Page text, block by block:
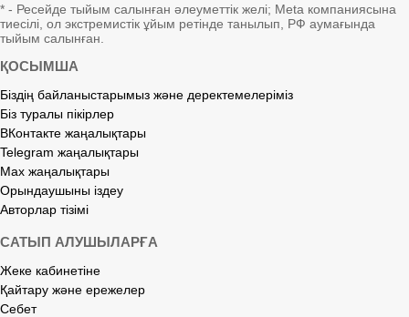
* - Ресейде тыйым салынған әлеуметтік желі; Meta компаниясына
тиесілі, ол экстремистік ұйым ретінде танылып, РФ аумағында
тыйым салынған.
ҚОСЫМША
Біздің байланыстарымыз және деректемелеріміз
Біз туралы пікірлер
ВКонтакте жаңалықтары
Telegram жаңалықтары
Max жаңалықтары
Орындаушыны іздеу
Авторлар тізімі
САТЫП АЛУШЫЛАРҒА
Жеке кабинетіне
Қайтару және ережелер
Себет